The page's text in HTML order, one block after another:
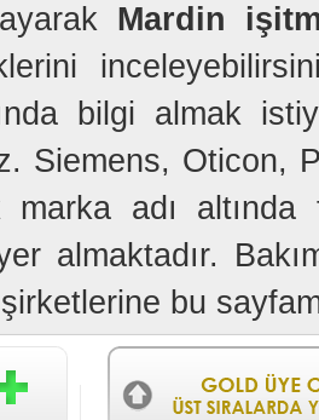
Mardin
bilgi almak
Siemens, Oticon,
adı altında
almaktadır.
şirketlerine bu